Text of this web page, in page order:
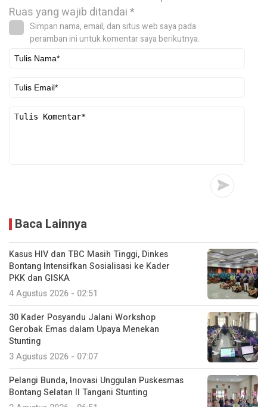
Ruas yang wajib ditandai*
Simpan nama, email, dan situs web saya pada
peramban ini untuk komentar saya berikutnya.
Baca Lainnya
Kasus HIV dan TBC Masih Tinggi, Dinkes
Bontang Intensifkan Sosialisasi ke Kader
PKK dan GISKA
4 Agustus 2026 - 02:51
30 Kader Posyandu Jalani Workshop
Gerobak Emas dalam Upaya Menekan
Stunting
3 Agustus 2026 - 07:07
Pelangi Bunda, Inovasi Unggulan Puskesmas
Bontang Selatan II Tangani Stunting